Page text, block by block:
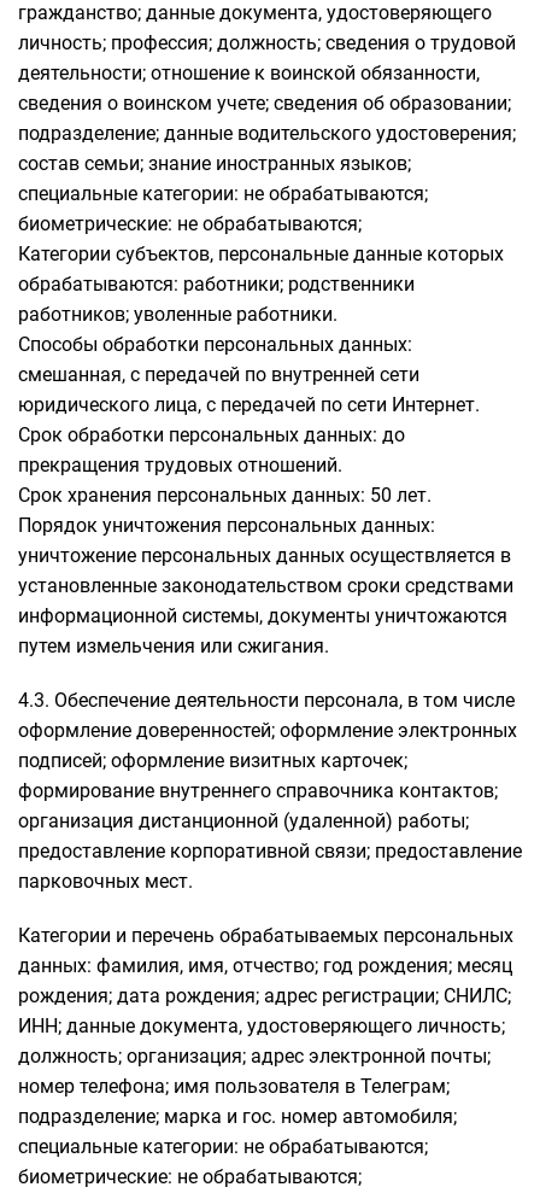
гражданство; данные документа, удостоверяющего
личность; профессия; должность; сведения о трудовой
деятельности; отношение к воинской обязанности,
сведения о воинском учете; сведения об образовании;
подразделение; данные водительского удостоверения;
состав семьи; знание иностранных языков;
специальные категории: не обрабатываются;
биометрические: не обрабатываются;
Категории субъектов, персональные данные которых
обрабатываются: работники; родственники
работников; уволенные работники.
Способы обработки персональных данных:
смешанная, с передачей по внутренней сети
юридического лица, с передачей по сети Интернет.
Срок обработки персональных данных: до
прекращения трудовых отношений.
Срок хранения персональных данных: 50 лет.
Порядок уничтожения персональных данных:
уничтожение персональных данных осуществляется в
установленные законодательством сроки средствами
информационной системы, документы уничтожаются
путем измельчения или сжигания.
4.3. Обеспечение деятельности персонала, в том числе
оформление доверенностей; оформление электронных
подписей; оформление визитных карточек;
формирование внутреннего справочника контактов;
организация дистанционной (удаленной) работы;
предоставление корпоративной связи; предоставление
парковочных мест.
Категории и перечень обрабатываемых персональных
данных: фамилия, имя, отчество; год рождения; месяц
рождения; дата рождения; адрес регистрации; СНИЛС;
ИНН; данные документа, удостоверяющего личность;
должность; организация; адрес электронной почты;
номер телефона; имя пользователя в Телеграм;
подразделение; марка и гос. номер автомобиля;
специальные категории: не обрабатываются;
биометрические: не обрабатываются;